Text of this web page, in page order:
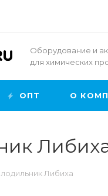
Оборудование и
для химических
ОПТ О
Либиха